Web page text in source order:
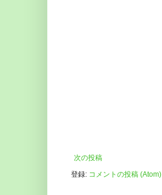
次の投稿
登録: コメントの投稿 (Atom)